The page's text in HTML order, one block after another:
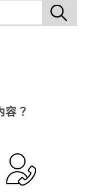
容？